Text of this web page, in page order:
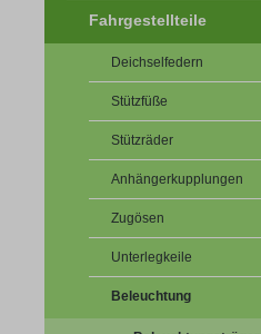
Fahrgestellteile
Deichselfedern
Stützfüße
Stützräder
Anhängerkupplungen
Zugösen
Unterlegkeile
Beleuchtung